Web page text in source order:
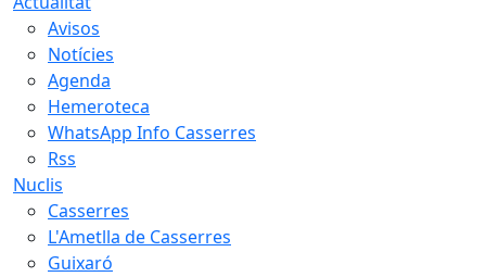
Avisos
Notícies
Agenda
Hemeroteca
WhatsApp Info Casserres
Rss
Nuclis
Casserres
L'Ametlla de Casserres
Guixaró